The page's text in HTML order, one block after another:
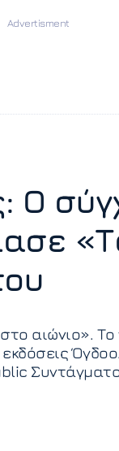
Ο
αιώνιο». Το
Όγδοο.